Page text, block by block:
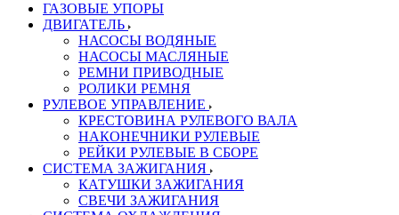
ГАЗОВЫЕ УПОРЫ
ДВИГАТЕЛЬ
НАСОСЫ ВОДЯНЫЕ
НАСОСЫ МАСЛЯНЫЕ
РЕМНИ ПРИВОДНЫЕ
РОЛИКИ РЕМНЯ
РУЛЕВОЕ УПРАВЛЕНИЕ
КРЕСТОВИНА РУЛЕВОГО ВАЛА
НАКОНЕЧНИКИ РУЛЕВЫЕ
РЕЙКИ РУЛЕВЫЕ В СБОРЕ
СИСТЕМА ЗАЖИГАНИЯ
КАТУШКИ ЗАЖИГАНИЯ
СВЕЧИ ЗАЖИГАНИЯ